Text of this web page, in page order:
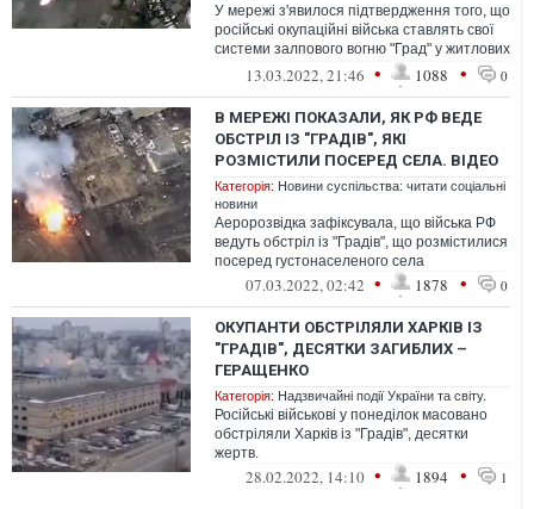
У мережі з'явилося підтвердження того, що
російські окупаційні війська ставлять свої
системи залпового вогню "Град" у житлових
кварталах міста Тростян...
13.03.2022, 21:46 • 1088 • 0
В МЕРЕЖІ ПОКАЗАЛИ, ЯК РФ ВЕДЕ
ОБСТРІЛ ІЗ "ГРАДІВ", ЯКІ
РОЗМІСТИЛИ ПОСЕРЕД СЕЛА. ВІДЕО
Категорія: Новини суспільства: читати соціальні
новини
Аеророзвідка зафіксувала, що війська РФ
ведуть обстріл із "Градів", що розмістилися
посеред густонаселеного села
07.03.2022, 02:42 • 1878 • 0
ОКУПАНТИ ОБСТРІЛЯЛИ ХАРКІВ ІЗ
"ГРАДІВ", ДЕСЯТКИ ЗАГИБЛИХ –
ГЕРАЩЕНКО
Категорія: Надзвичайні події України та світу.
Російські військові у понеділок масовано
обстріляли Харків із "Градів", десятки
жертв.
28.02.2022, 14:10 • 1894 • 1